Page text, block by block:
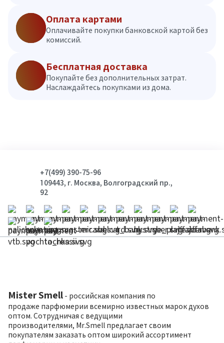
Оплата картами
Оплачивайте покупки банковской картой без
комиссий.
Бесплатная доставка
Покупайте без дополнительных затрат.
Наслаждайтесь покупками из дома.
+7(499) 390-75-96
109443, г. Москва, Волгоградский пр.,
92
Mister Smell - российская компания по
продаже парфюмерии всемирно известных марок духов
оптом. Сотрудничая с ведущими
производителями, Mr.Smell предлагает своим
покупателям заказать оптом широкий ассортимент